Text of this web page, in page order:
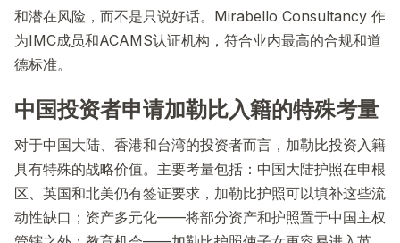
和潜在风险，而不是只说好话。Mirabello Consultancy 作
为IMC成员和ACAMS认证机构，符合业内最高的合规和道
德标准。
中国投资者申请加勒比入籍的特殊考量
对于中国大陆、香港和台湾的投资者而言，加勒比投资入籍
具有特殊的战略价值。主要考量包括：中国大陆护照在申根
区、英国和北美仍有签证要求，加勒比护照可以填补这些流
动性缺口；资产多元化——将部分资产和护照置于中国主权